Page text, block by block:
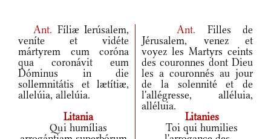
Ant. Fíliæ Ierúsalem,
veníte et vidéte
mártyrem cum coróna
qua coronávit eum
Dóminus in die
sollemnitátis et lætítiæ,
allelúia, allelúia.
Ant. Filles de
Jérusalem, venez et
voyez les Martyrs ceints
des couronnes dont Dieu
les a couronnés au jour
de la solennité et de
l'allégresse, alléluia,
alléluia.
Litania
Litanies
Qui humílias
Toi qui humilies